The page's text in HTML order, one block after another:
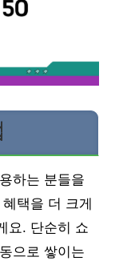
하는 분들을
택을 더 크게
요. 단순히 쇼
으로 쌓이는